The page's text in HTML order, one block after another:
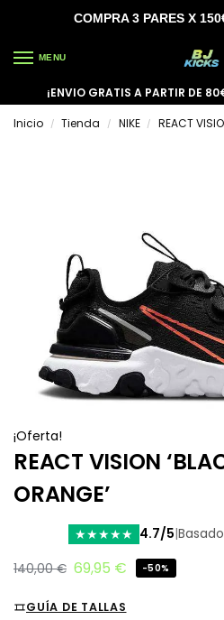
COMPRA 3 PARES X
MENU
¡ENVIO GRATIS A PARTIR DE
Inicio
/ Tienda / NIKE / REACT
¡Oferta!
REACT VISION
ORANGE’
★★★★★ 4.7/5|
140,00€ 69,95 € -50%
GUÍA DE TALLAS